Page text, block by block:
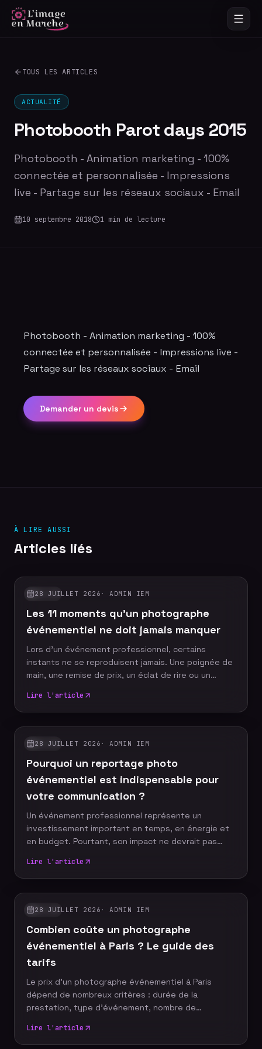
TOUS LES ARTICLES
ACTUALITÉ
Photobooth Parot days 2015
Photobooth - Animation marketing - 100%
connectée et personnalisée - Impressions
live - Partage sur les réseaux sociaux - Email
10 septembre 2018 1 min de lecture
Photobooth - Animation marketing - 100%
connectée et personnalisée - Impressions live -
Partage sur les réseaux sociaux - Email
Demander un devis
À LIRE AUSSI
Articles liés
GUIDES
28 JUILLET 2026 ·ADMIN IEM
Les 11 moments qu'un photographe
événementiel ne doit jamais manquer
Lors d'un événement professionnel, certains
instants ne se reproduisent jamais. Une poignée de
main, une remise de prix, un éclat de rire ou un
emblématiques de votre communication. Un
photographe événementiel expérimenté sait
anticiper ces moments décisifs afin de raconter
votre événement à travers un reportage photo
moments incontournables qu'aucun reportage
photo ne devrait manquer.
Lire l'article
GUIDES
28 JUILLET 2026 ·ADMIN IEM
Pourquoi un reportage photo
événementiel est indispensable pour
votre communication ?
Un événement professionnel représente un
investissement important en temps, en énergie et
en budget. Pourtant, son impact ne devrait pas
photo événementiel, votre entreprise dispose
d'images professionnelles qui alimentent
durablement sa communication, renforcent sa
notoriété et valorisent son image de marque.
événementiel constitue un véritable
investissement pour votre stratégie de com
Lire l'article
GUIDES
28 JUILLET 2026 ·ADMIN IEM
Combien coûte un photographe
événementiel à Paris ? Le guide des
tarifs
Le prix d'un photographe événementiel à Paris
dépend de nombreux critères : durée de la
prestation, type d'événement, nombre de
complémentaires. Plutôt que de rechercher le tarif
le plus bas, il est essentiel de comprendre ce qui
Lire l'article